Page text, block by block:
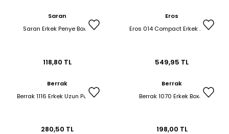
Saran
Saran Erkek Penye Boxer
118,80 TL
Eros
Eros 014 Compact Erkek Boxer
549,95 TL
Berrak
Berrak 1116 Erkek Uzun Paçalı
280,50 TL
Berrak
Berrak 1070 Erkek Boxer
198,00 TL